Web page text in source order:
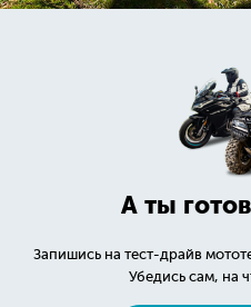
А ты
Запишись на тест-драйв
Убедись сам, на